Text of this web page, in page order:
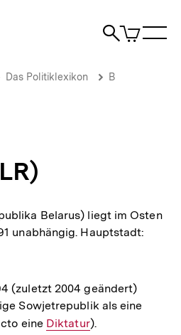
Suche
Artikel
im
Das Politiklexikon B
Belarus) liegt im Osten
unabhängig. Hauptstadt:
(zuletzt 2004 geändert)
Sowjetrepublik als eine
eine Interner
Diktatur).